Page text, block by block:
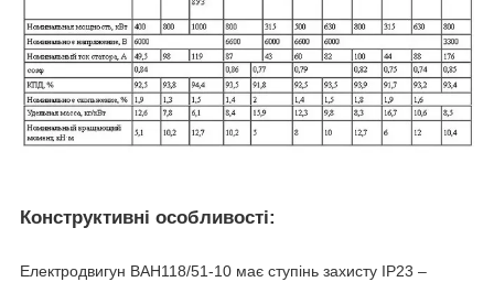
Конструктивні особливості:
Електродвигун ВАН118/51-10 має ступінь захисту IP23 –